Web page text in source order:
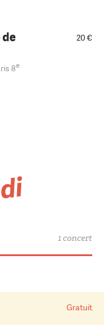
20 €
8e
1 concert
Gratuit